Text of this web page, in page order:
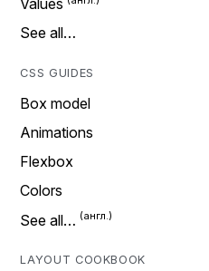
Values
See all…
CSS GUIDES
Box model
Animations
Flexbox
Colors
See all…
LAYOUT COOKBOOK